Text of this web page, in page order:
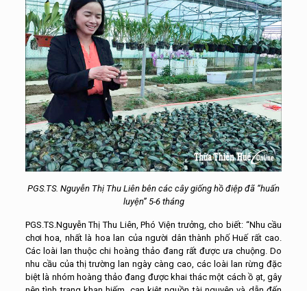
PGS.TS. Nguyễn Thị Thu Liên bên các cây giống hồ điệp đã “huấn
luyện” 5-6 tháng
PGS.TS.Nguyễn Thị Thu Liên, Phó Viện trưởng, cho biết: “Nhu cầu
chơi hoa, nhất là hoa lan của người dân thành phố Huế rất cao.
Các loài lan thuộc chi hoàng thảo đang rất được ưa chuộng. Do
nhu cầu của thị trường lan ngày càng cao, các loài lan rừng đặc
biệt là nhóm hoàng thảo đang được khai thác một cách ồ ạt, gây